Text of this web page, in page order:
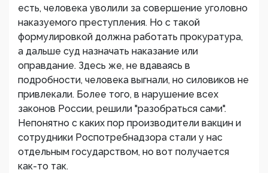
есть, человека уволили за совершение уголовно
наказуемого преступления. Но с такой
формулировкой должна работать прокуратура,
а дальше суд назначать наказание или
оправдание. Здесь же, не вдаваясь в
подробности, человека выгнали, но силовиков не
привлекали. Более того, в нарушение всех
законов России, решили "разобраться сами".
Непонятно с каких пор производители вакцин и
сотрудники Роспотребнадзора стали у нас
отдельным государством, но вот получается
как-то так.